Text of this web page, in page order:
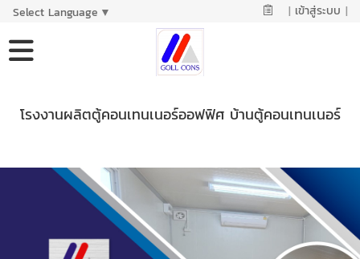
Select Language ▼ | เข้าสู่ระบบ |
โรงงานผลิตตู้คอนเทนเนอร์ออฟฟิศ บ้านตู้คอนเทนเนอร์